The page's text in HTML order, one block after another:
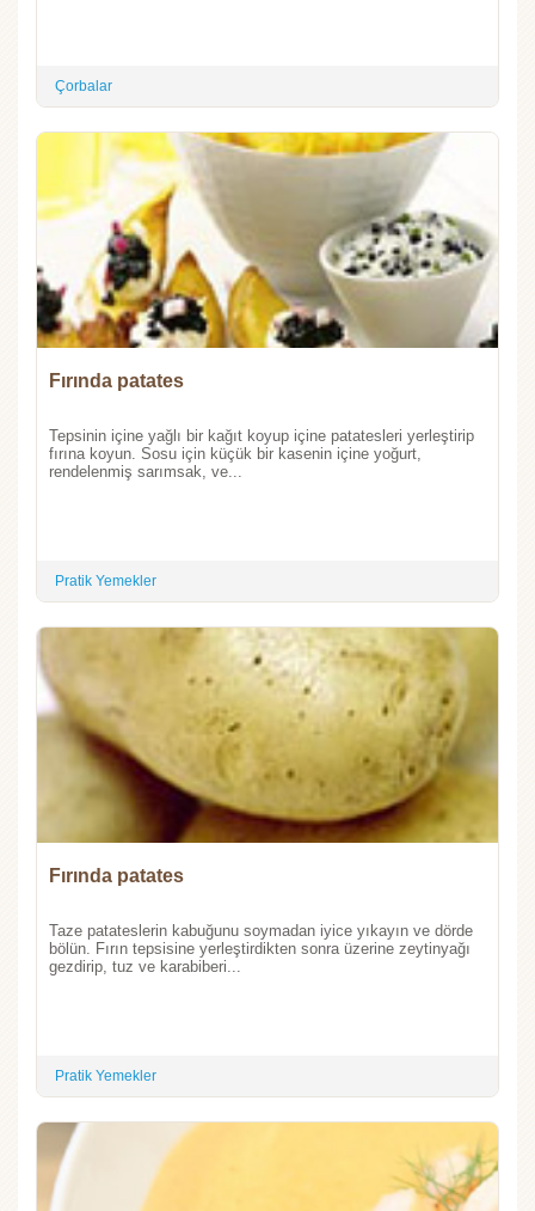
Çorbalar
Fırında patates
Tepsinin içine yağlı bir kağıt koyup içine patatesleri yerleştirip
fırına koyun. Sosu için küçük bir kasenin içine yoğurt,
rendelenmiş sarımsak, ve...
Pratik Yemekler
Fırında patates
Taze patateslerin kabuğunu soymadan iyice yıkayın ve dörde
bölün. Fırın tepsisine yerleştirdikten sonra üzerine zeytinyağı
gezdirip, tuz ve karabiberi...
Pratik Yemekler